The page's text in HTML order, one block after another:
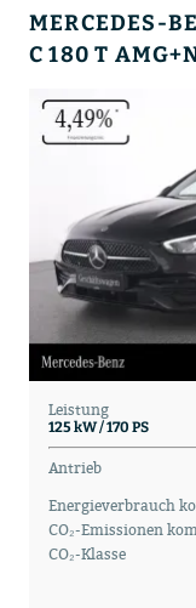
MERCEDES-
Leistung
125 kW / 170 PS
Antrieb
Energieverbrauch
CO₂-Emissionen
CO₂-Klasse